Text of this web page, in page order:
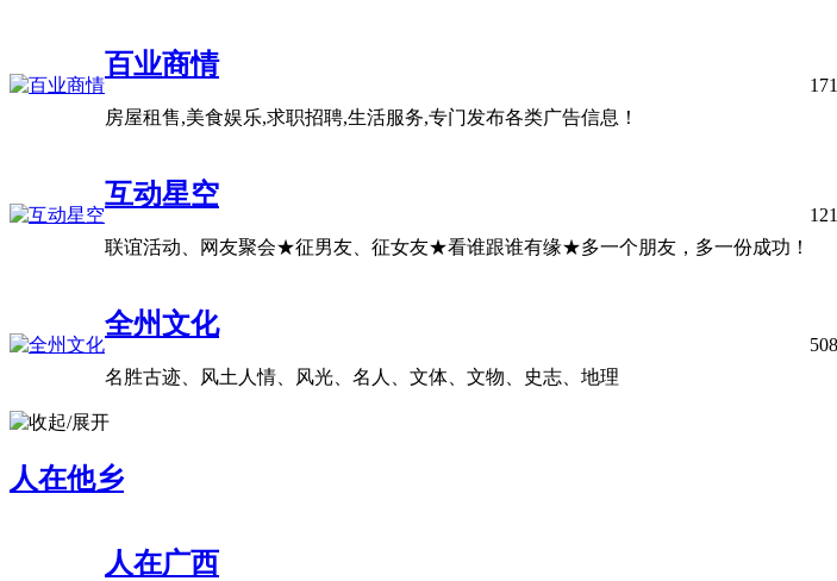
百业商情
房屋租售,美食娱乐,求职招聘,生活服务,专门发布各类广告信息！
互动星空
联谊活动、网友聚会★征男友、征女友★看谁跟谁有缘★多一个朋友，多一份成功！
全州文化
名胜古迹、风土人情、风光、名人、文体、文物、史志、地理
508
人在他乡
人在广西